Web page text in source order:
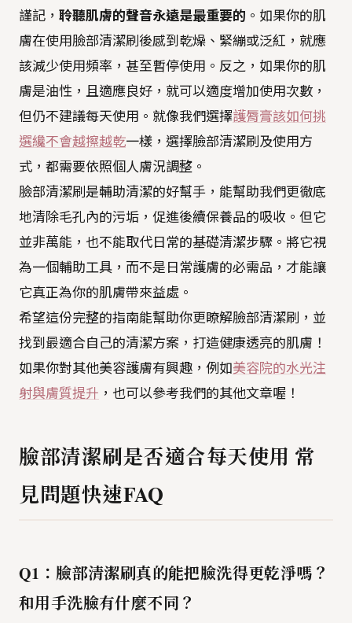
謹記， 聆聽肌膚的聲音永遠是最重要的 。如果你的肌
膚在使用臉部清潔刷後感到乾燥、緊繃或泛紅，就應
該減少使用頻率，甚至暫停使用。反之，如果你的肌
膚是油性，且適應良好，就可以適度增加使用次數，
但仍不建議每天使用。就像我們選擇護脣膏該如何挑
選纔不會越擦越乾一樣，選擇臉部清潔刷及使用方
式，都需要依照個人膚況調整。
臉部清潔刷是輔助清潔的好幫手，能幫助我們更徹底
地清除毛孔內的污垢，促進後續保養品的吸收。但它
並非萬能，也不能取代日常的基礎清潔步驟。將它視
為一個輔助工具，而不是日常護膚的必需品，才能讓
它真正為你的肌膚帶來益處。
希望這份完整的指南能幫助你更瞭解臉部清潔刷，並
找到最適合自己的清潔方案，打造健康透亮的肌膚！
如果你對其他美容護膚有興趣，例如美容院的水光注
射與膚質提升 ，也可以參考我們的其他文章喔！
臉部清潔刷是否適合每天使用 常
見問題快速FAQ
Q1：臉部清潔刷真的能把臉洗得更乾淨嗎？
和用手洗臉有什麼不同？